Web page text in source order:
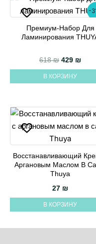
-
Премиум-Набор Для
Ламинирования
618₪ 429 ₪
В КОРЗИНУ
Восстанавливающий
Аргановым Маслом В
Thuya
27 ₪
В КОРЗИНУ